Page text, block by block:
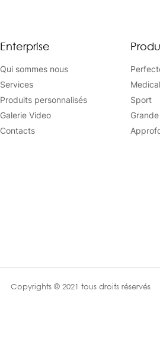
Enterprise
Qui sommes nous
Services
Produits personnalisés
Galerie Video
Contacts
Medical
Sport
Copyrights © 2021 tous droits réservés